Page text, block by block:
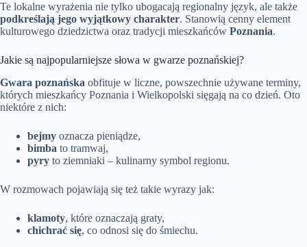
Te lokalne wyrażenia nie tylko ubogacają regionalny język, ale także
podkreślają jego wyjątkowy charakter. Stanowią cenny element
kulturowego dziedzictwa oraz tradycji mieszkańców Poznania.
Jakie są najpopularniejsze słowa w gwarze poznańskiej?
Gwara poznańska obfituje w liczne, powszechnie używane terminy,
których mieszkańcy Poznania i Wielkopolski sięgają na co dzień. Oto
niektóre z nich:
bejmy oznacza pieniądze,
bimba to tramwaj,
pyry to ziemniaki – kulinarny symbol regionu.
W rozmowach pojawiają się też takie wyrazy jak:
klamoty, które oznaczają graty,
chichrać się, co odnosi się do śmiechu.